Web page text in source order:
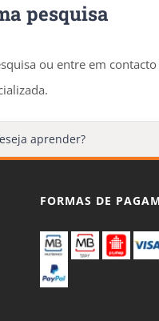
pesquisa
ou entre em
FORMAS DE